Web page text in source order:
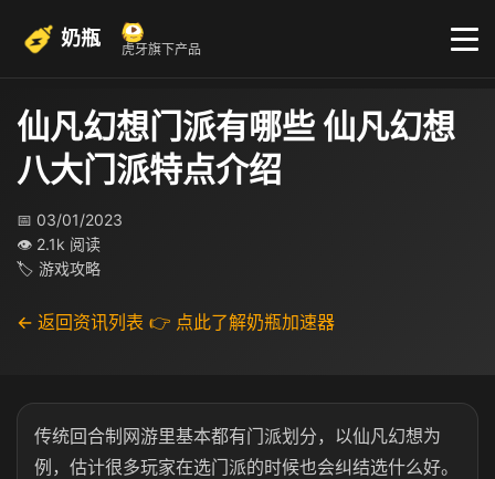
奶瓶 虎牙旗下产品
仙凡幻想门派有哪些 仙凡幻想
八大门派特点介绍
📅 03/01/2023
👁 2.1k 阅读
🏷 游戏攻略
← 返回资讯列表 👉 点此了解奶瓶加速器
传统回合制网游里基本都有门派划分，以仙凡幻想为
例，估计很多玩家在选门派的时候也会纠结选什么好。